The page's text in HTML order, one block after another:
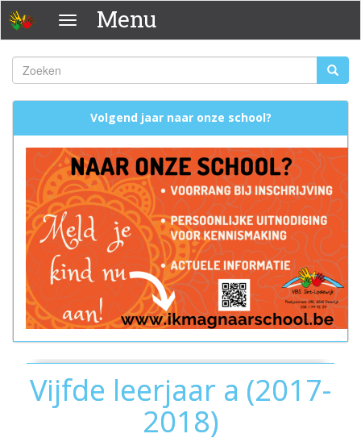
Overslaan
en
naar
de
inhoud
gaan
Menu Menu
Zoekveld
Zoeken
Volgend jaar naar onze school?
Vijfde leerjaar a (2017-
2018)